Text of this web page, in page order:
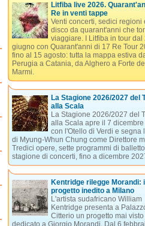
Litfiba live 2026.
Re in venti tappe
Venti concerti, sedici regioni
disco da quarant'anni che
viaggiare. I Litfiba in tour dal
giugno con Quarant'anni di 17 Re Tour
fino al 15 agosto: tutta la mappa estiva
Perugia a Catania, da Alghero a Forte
Marmi.
La Stagione 2026/2027 del
alla Scala
La Stagione 2026/2027 del
alla Scala apre il 7 dicembre
con l'Otello di Verdi e segna
di Myung-Whun Chung come Direttore
Tredici opere, sette programmi di
stagione di concerti, fino a dicembre
Kentridge rilegge Morandi: il
progetto inedito a Milano
L'artista sudafricano William
Kentridge presenta a
Citterio un progetto mai
dedicato a Giorgio Morandi. Dal 6